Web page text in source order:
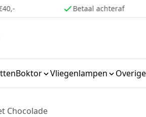
Betaal achteraf
Boktor Vliegenlampen Overige
Chocolade